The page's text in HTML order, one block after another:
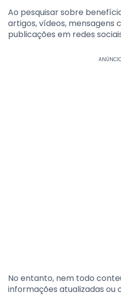
Ao pesquisar sobre
artigos, vídeos, mensagens
publicações em redes
No entanto, nem todo
informações atualizadas ou